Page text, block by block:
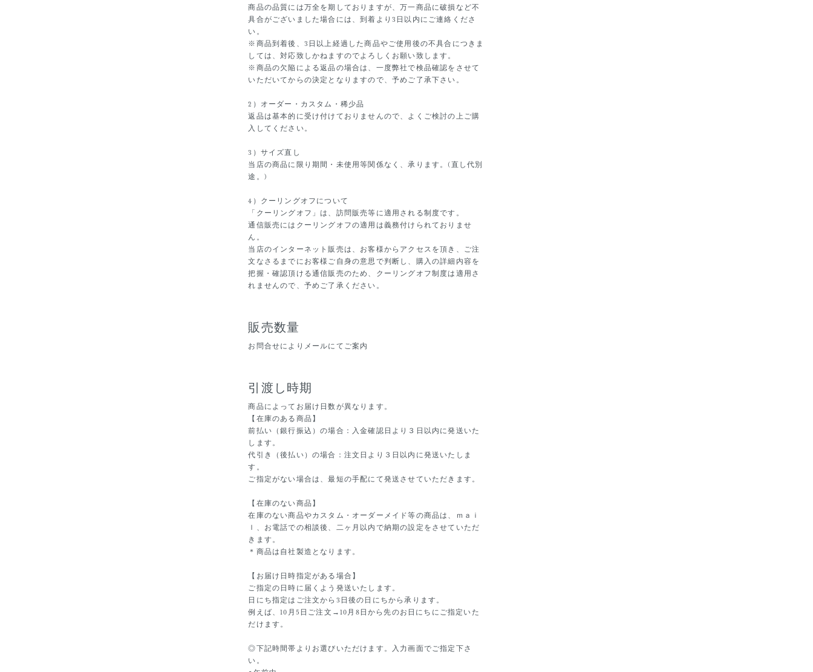
商品の品質には万全を期しておりますが、万一商品に破損など不
具合がございました場合には、到着より3日以内にご連絡くださ
い。
※商品到着後、3日以上経過した商品やご使用後の不具合につきま
しては、対応致しかねますのでよろしくお願い致します。
※商品の欠陥による返品の場合は、一度弊社で検品確認をさせて
いただいてからの決定となりますので、予めご了承下さい。
2）オーダー・カスタム・稀少品
返品は基本的に受け付けておりませんので、よくご検討の上ご購
入してください。
3）サイズ直し
当店の商品に限り期間・未使用等関係なく、承ります。(直し代別
途。)
4）クーリングオフについて
「クーリングオフ」は、訪問販売等に適用される制度です。
通信販売にはクーリングオフの適用は義務付けられておりませ
ん。
当店のインターネット販売は、お客様からアクセスを頂き、ご注
文なさるまでにお客様ご自身の意思で判断し、購入の詳細内容を
把握・確認頂ける通信販売のため、クーリングオフ制度は適用さ
れませんので、予めご了承ください。
販売数量
お問合せによりメールにてご案内
引渡し時期
商品によってお届け日数が異なります。
【在庫のある商品】
前払い（銀行振込）の場合：入金確認日より３日以内に発送いた
します。
代引き（後払い）の場合：注文日より３日以内に発送いたしま
す。
ご指定がない場合は、最短の手配にて発送させていただきます。
【在庫のない商品】
在庫のない商品やカスタム・オーダーメイド等の商品は、ｍａｉ
ｌ、お電話での相談後、二ヶ月以内で納期の設定をさせていただ
きます。
＊商品は自社製造となります。
【お届け日時指定がある場合】
ご指定の日時に届くよう発送いたします。
日にち指定はご注文から3日後の日にちから承ります。
例えば、10月5日ご注文→10月8日から先のお日にちにご指定いた
だけます。
◎下記時間帯よりお選びいただけます。入力画面でご指定下さ
い。